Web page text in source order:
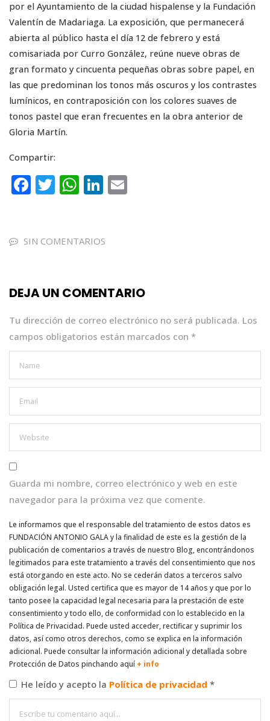
por el Ayuntamiento de la ciudad hispalense y la Fundación
Valentín de Madariaga. La exposición, que permanecerá
abierta al público hasta el día 12 de febrero y está
comisariada por Curro González, reúne nueve obras de
gran formato y cincuenta pequeñas obras sobre papel, en
las que predominan los tonos más oscuros y los contrastes
lumínicos, en contraposición con los colores suaves de
tonos pastel que eran frecuentes en la obra anterior de
Gloria Martín.
Compartir:
F
e
o
k
T
te
W
ts
p
Li
e
SIN COMENTARIOS
DEJA UN COMENTARIO
Tu dirección de correo electrónico no será publicada. Los
campos obligatorios están marcados con *
Guarda mi nombre, correo electrónico y web en este
navegador para la próxima vez que comente.
Le informamos que el responsable del tratamiento de estos datos es
FUNDACIÓN ANTONIO GALA y la finalidad de este es la gestión de la
publicación de comentarios a través de nuestro Blog, encontrándonos
legitimados para este tratamiento a través del consentimiento que nos
está otorgando en este acto. No se cederán datos a terceros salvo
obligación legal. Usted certifica que es mayor de 14 años y que por lo
tanto posee la capacidad legal necesaria para la prestación de este
consentimiento y todo ello, de conformidad con lo establecido en la
Política de Privacidad. Puede usted acceder, rectificar y suprimir los
datos, así como otros derechos, como se explica en la información
adicional. Puede consultar la información adicional y detallada sobre
Protección de Datos pinchando aquí + info
He leído y acepto la Política de privacidad *